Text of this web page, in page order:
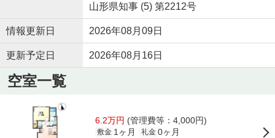
山形県知事 (5) 第2212号
情報更新日 2026年08月09日
更新予定日 2026年08月16日
空室一覧
6.2万円 (管理費等：4,000円)
敷金 1ヶ月 礼金 0ヶ月